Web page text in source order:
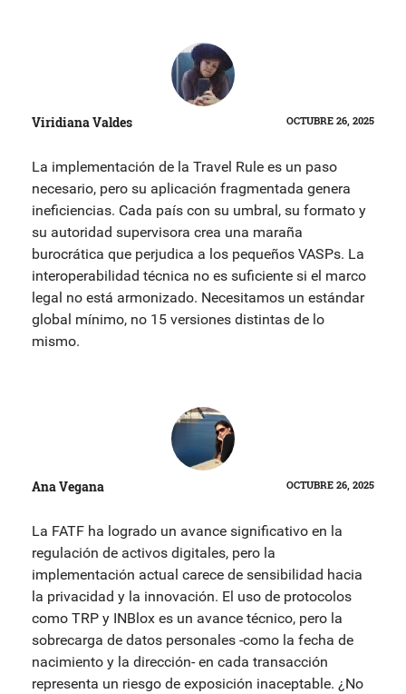
Viridiana Valdes OCTUBRE 26, 2025
La implementación de la Travel Rule es un paso
necesario, pero su aplicación fragmentada genera
ineficiencias. Cada país con su umbral, su formato y
su autoridad supervisora crea una maraña
burocrática que perjudica a los pequeños VASPs. La
interoperabilidad técnica no es suficiente si el marco
legal no está armonizado. Necesitamos un estándar
global mínimo, no 15 versiones distintas de lo
mismo.
Ana Vegana OCTUBRE 26, 2025
La FATF ha logrado un avance significativo en la
regulación de activos digitales, pero la
implementación actual carece de sensibilidad hacia
la privacidad y la innovación. El uso de protocolos
como TRP y INBlox es un avance técnico, pero la
sobrecarga de datos personales -como la fecha de
nacimiento y la dirección- en cada transacción
representa un riesgo de exposición inaceptable. ¿No